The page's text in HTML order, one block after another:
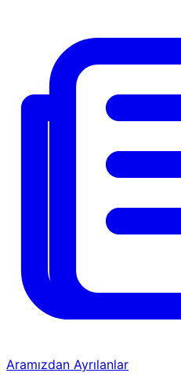
Aramızdan Ayrılanlar